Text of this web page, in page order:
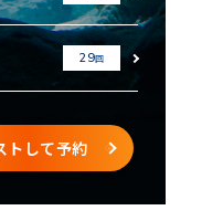
29回
トして予約